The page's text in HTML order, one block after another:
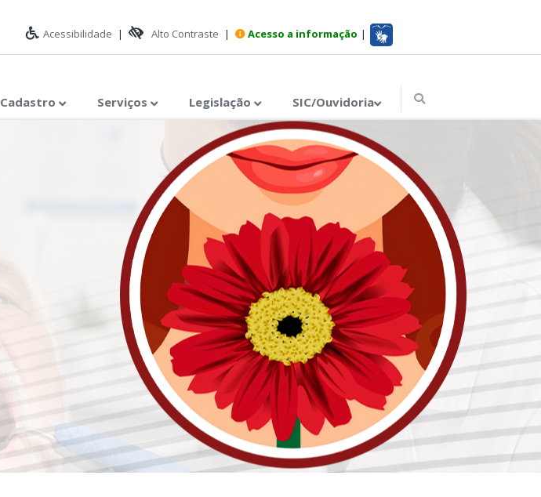
Acessibilidade | Alto Contraste | Acesso a informação |
Cadastro Serviços Legislação SIC/Ouvidoria